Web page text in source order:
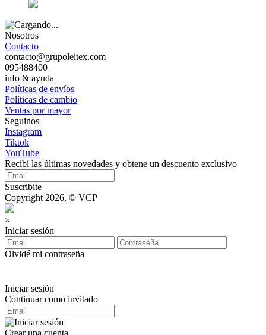
Nosotros
Contacto
contacto@grupoleitex.com
095488400
info & ayuda
Políticas de envíos
Políticas de cambio
Ventas por mayor
Seguinos
Instagram
Tiktok
YouTube
Recibí las últimas novedades y obtene un descuento exclusivo
Suscribite
Copyright 2026, © VCP
×
Iniciar sesión
Olvidé mi contraseña
Iniciar sesión
Continuar como invitado
Crear una cuenta